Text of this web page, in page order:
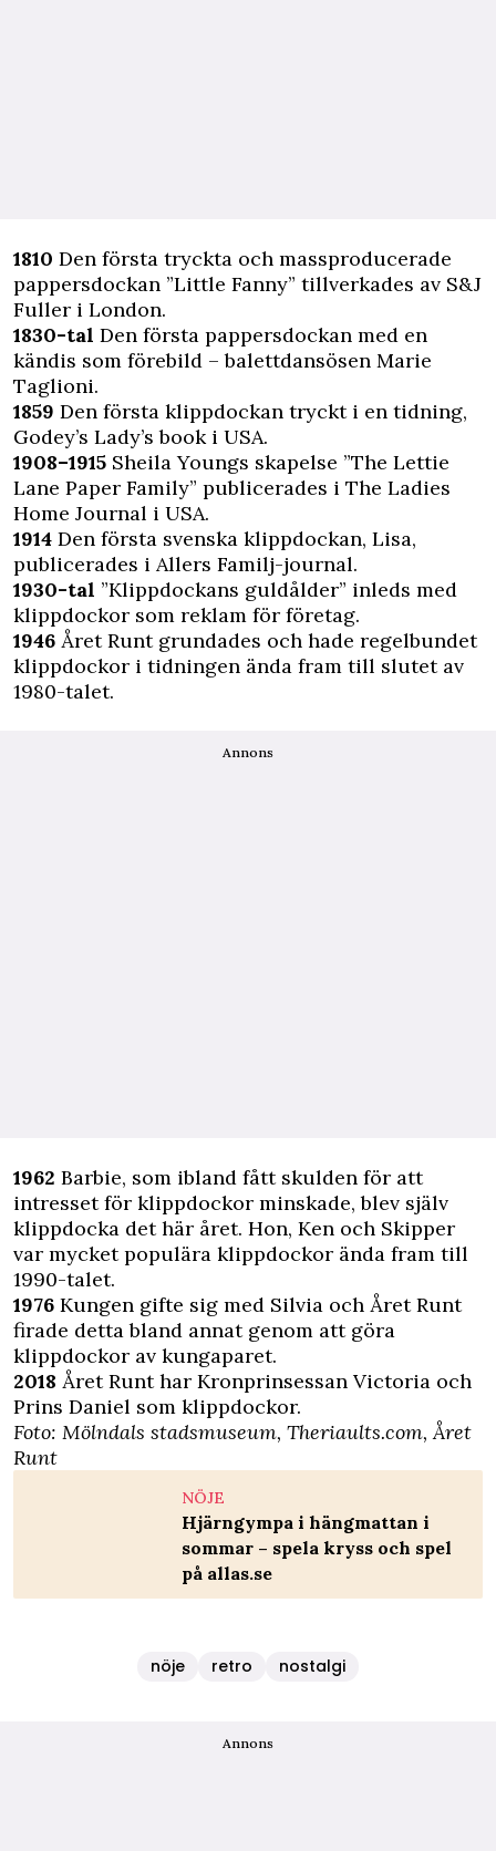
1810 Den första tryckta och massproducerade
pappersdockan ”Little Fanny” tillverkades av S&J
Fuller i London.
1830-tal Den första pappersdockan med en
kändis som förebild – balettdansösen Marie
Taglioni.
1859 Den första klippdockan tryckt i en tidning,
Godey’s Lady’s book i USA.
1908–1915 Sheila Youngs skapelse ”The Lettie
Lane Paper Family” publicerades i The Ladies
Home Journal i USA.
1914 Den första svenska klippdockan, Lisa,
publicerades i Allers Familj-journal.
1930-tal ”Klippdockans guldålder” inleds med
klippdockor som reklam för företag.
1946 Året Runt grundades och hade regelbundet
klippdockor i tidningen ända fram till slutet av
1980-talet.
Annons
1962 Barbie, som ibland fått skulden för att
intresset för klippdockor minskade, blev själv
klippdocka det här året. Hon, Ken och Skipper
var mycket populära klippdockor ända fram till
1990-talet.
1976 Kungen gifte sig med Silvia och Året Runt
firade detta bland annat genom att göra
klippdockor av kungaparet.
2018 Året Runt har Kronprinsessan Victoria och
Prins Daniel som klippdockor.
Foto: Mölndals stadsmuseum, Theriaults.com, Året
Runt
NÖJE
Hjärngympa i hängmattan i
sommar – spela kryss och spel
på allas.se
nöje retro nostalgi
Annons